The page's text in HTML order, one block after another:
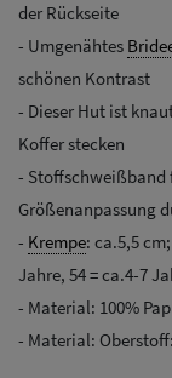
der Rückseite
- Umgenähtes
schönen Kontrast
- Dieser Hut ist
Koffer stecken
- Stoffschweißband
Größenanpassung
- Krempe: ca.5,5
Jahre, 54 = ca.4-7
- Material: 100%
- Material: